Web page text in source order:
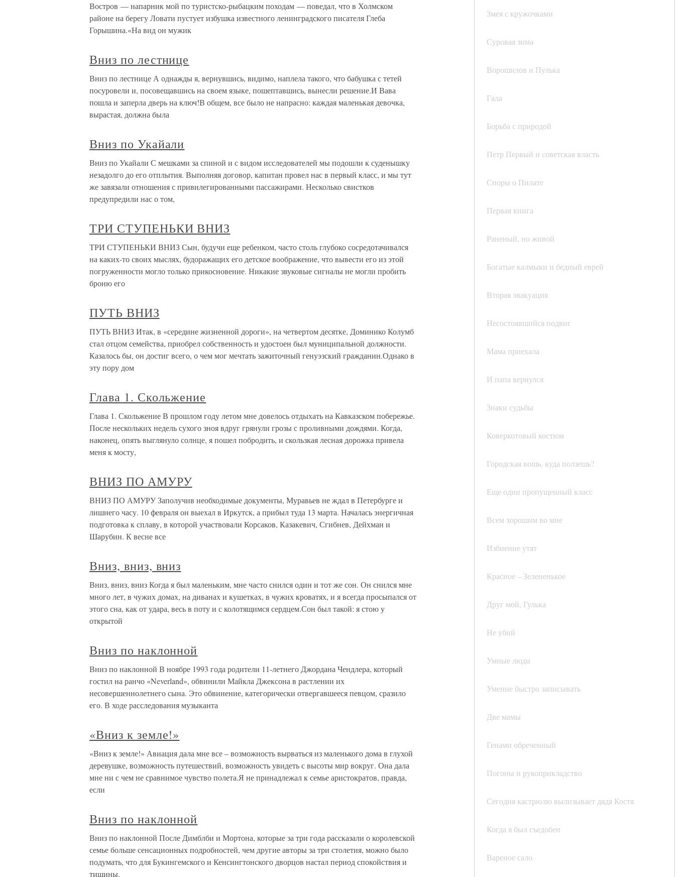
Змея с кружочками
Суровая зима
Ворошилов и Пулька
Гала
Борьба с природой
Петр Первый и советская власть
Споры о Пилате
Первая книга
Раненый, но живой
Богатые калмыки и бедный еврей
Вторая эвакуация
Несостоявшийся подвиг
Мама приехала
И папа вернулся
Знаки судьбы
Коверкотовый костюм
Городская вошь, куда ползешь?
Еще один пропущенный класс
Всем хорошим во мне
Избиение утят
Красное – Зелененькое
Друг мой, Гулька
Не убий
Умные люди
Умение быстро записывать
Две мамы
Генами обреченный
Погоны и рукоприкладство
Сегодня кастрюлю вылизывает дядя Костя
Когда я был съедобен
Вареное сало
Востров — напарник мой по туристско-рыбацким походам — поведал, что в Холмском
районе на берегу Ловати пустует избушка известного ленинградского писателя Глеба
Горышина.«На вид он мужик
Вниз по лестнице
Вниз по лестнице А однажды я, вернувшись, видимо, наплела такого, что бабушка с тетей
посуровели и, посовещавшись на своем языке, пошептавшись, вынесли решение.И Вава
пошла и заперла дверь на ключ!В общем, все было не напрасно: каждая маленькая девочка,
вырастая, должна была
Вниз по Укайали
Вниз по Укайали С мешками за спиной и с видом исследователей мы подошли к суденышку
незадолго до его отплытия. Выполняя договор, капитан провел нас в первый класс, и мы тут
же завязали отношения с привилегированными пассажирами. Несколько свистков
предупредили нас о том,
ТРИ СТУПЕНЬКИ ВНИЗ
ТРИ СТУПЕНЬКИ ВНИЗ Сын, будучи еще ребенком, часто столь глубоко сосредотачивался
на каких-то своих мыслях, будоражащих его детское воображение, что вывести его из этой
погруженности могло только прикосновение. Никакие звуковые сигналы не могли пробить
броню его
ПУТЬ ВНИЗ
ПУТЬ ВНИЗ Итак, в «середине жизненной дороги», на четвертом десятке, Доминико Колумб
стал отцом семейства, приобрел собственность и удостоен был муниципальной должности.
Казалось бы, он достиг всего, о чем мог мечтать зажиточный генуэзский гражданин.Однако в
эту пору дом
Глава 1. Скольжение
Глава 1. Скольжение В прошлом году летом мне довелось отдыхать на Кавказском побережье.
После нескольких недель сухого зноя вдруг грянули грозы с проливными дождями. Когда,
наконец, опять выглянуло солнце, я пошел побродить, и скользкая лесная дорожка привела
меня к мосту,
ВНИЗ ПО АМУРУ
ВНИЗ ПО АМУРУ Заполучив необходимые документы, Муравьев не ждал в Петербурге и
лишнего часу. 10 февраля он выехал в Иркутск, а прибыл туда 13 марта. Началась энергичная
подготовка к сплаву, в которой участвовали Корсаков, Казакевич, Сгибнев, Дейхман и
Шарубин. К весне все
Вниз, вниз, вниз
Вниз, вниз, вниз Когда я был маленьким, мне часто снился один и тот же сон. Он снился мне
много лет, в чужих домах, на диванах и кушетках, в чужих кроватях, и я всегда просыпался от
этого сна, как от удара, весь в поту и с колотящимся сердцем.Сон был такой: я стою у
открытой
Вниз по наклонной
Вниз по наклонной В ноябре 1993 года родители 11-летнего Джордана Чендлера, который
гостил на ранчо «Neverland», обвинили Майкла Джексона в растлении их
несовершеннолетнего сына. Это обвинение, категорически отвергавшееся певцом, сразило
его. В ходе расследования музыканта
«Вниз к земле!»
«Вниз к земле!» Авиация дала мне все – возможность вырваться из маленького дома в глухой
деревушке, возможность путешествий, возможность увидеть с высоты мир вокруг. Она дала
мне ни с чем не сравнимое чувство полета.Я не принадлежал к семье аристократов, правда,
если
Вниз по наклонной
Вниз по наклонной После Димблби и Мортона, которые за три года рассказали о королевской
семье больше сенсационных подробностей, чем другие авторы за три столетия, можно было
подумать, что для Букингемского и Кенсингтонского дворцов настал период спокойствия и
тишины.